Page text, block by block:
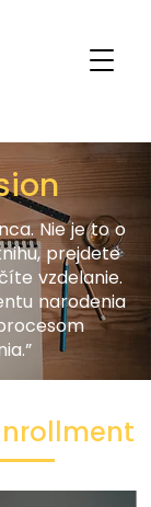
Nie je to o
prejdete
vzdelanie.
narodenia